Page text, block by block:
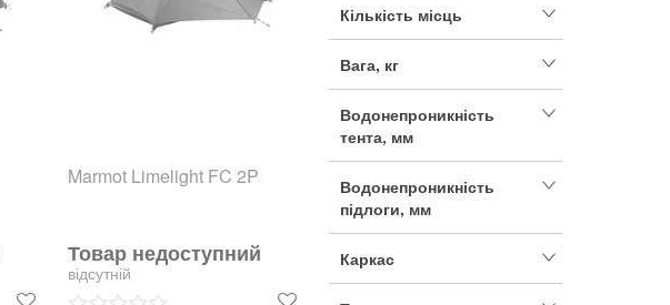
Marmot Limelight FC 2P
Товар недоступний
відсутній
Кількість місць
Вага, кг
Водонепроникність
тента, мм
Водонепроникність
підлоги, мм
Каркас